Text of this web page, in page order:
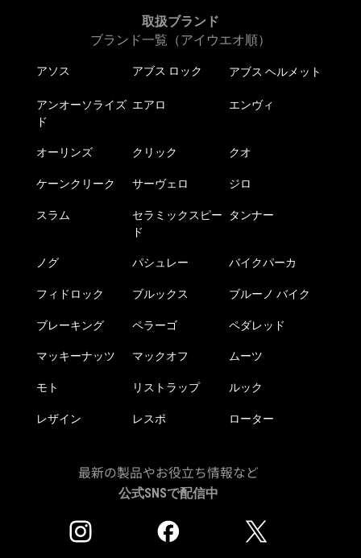
取扱ブランド
ブランド一覧（アイウエオ順）
アソス アブス ロック アブス ヘルメット
アンオーソライズ
ド
エアロ エンヴィ
オーリンズ クリック クオ
ケーンクリーク サーヴェロ ジロ
スラム
セラミックスピー
ド
タンナー
ノグ パシュレー バイクパーカ
フィドロック ブルックス ブルーノ バイク
ブレーキング ペラーゴ ペダレッド
マッキーナッツ マックオフ ムーツ
モト リストラップ ルック
レザイン レスポ ローター
最新の製品やお役立ち情報など
公式SNSで配信中